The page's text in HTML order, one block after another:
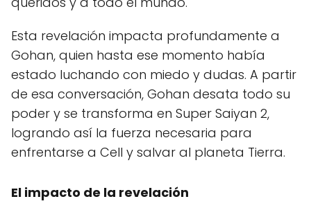
Esta revelación impacta profundamente a
Gohan, quien hasta ese momento había
estado luchando con miedo y dudas. A partir
de esa conversación, Gohan desata todo su
poder y se transforma en Super Saiyan 2,
logrando así la fuerza necesaria para
enfrentarse a Cell y salvar al planeta Tierra.
El impacto de la revelación